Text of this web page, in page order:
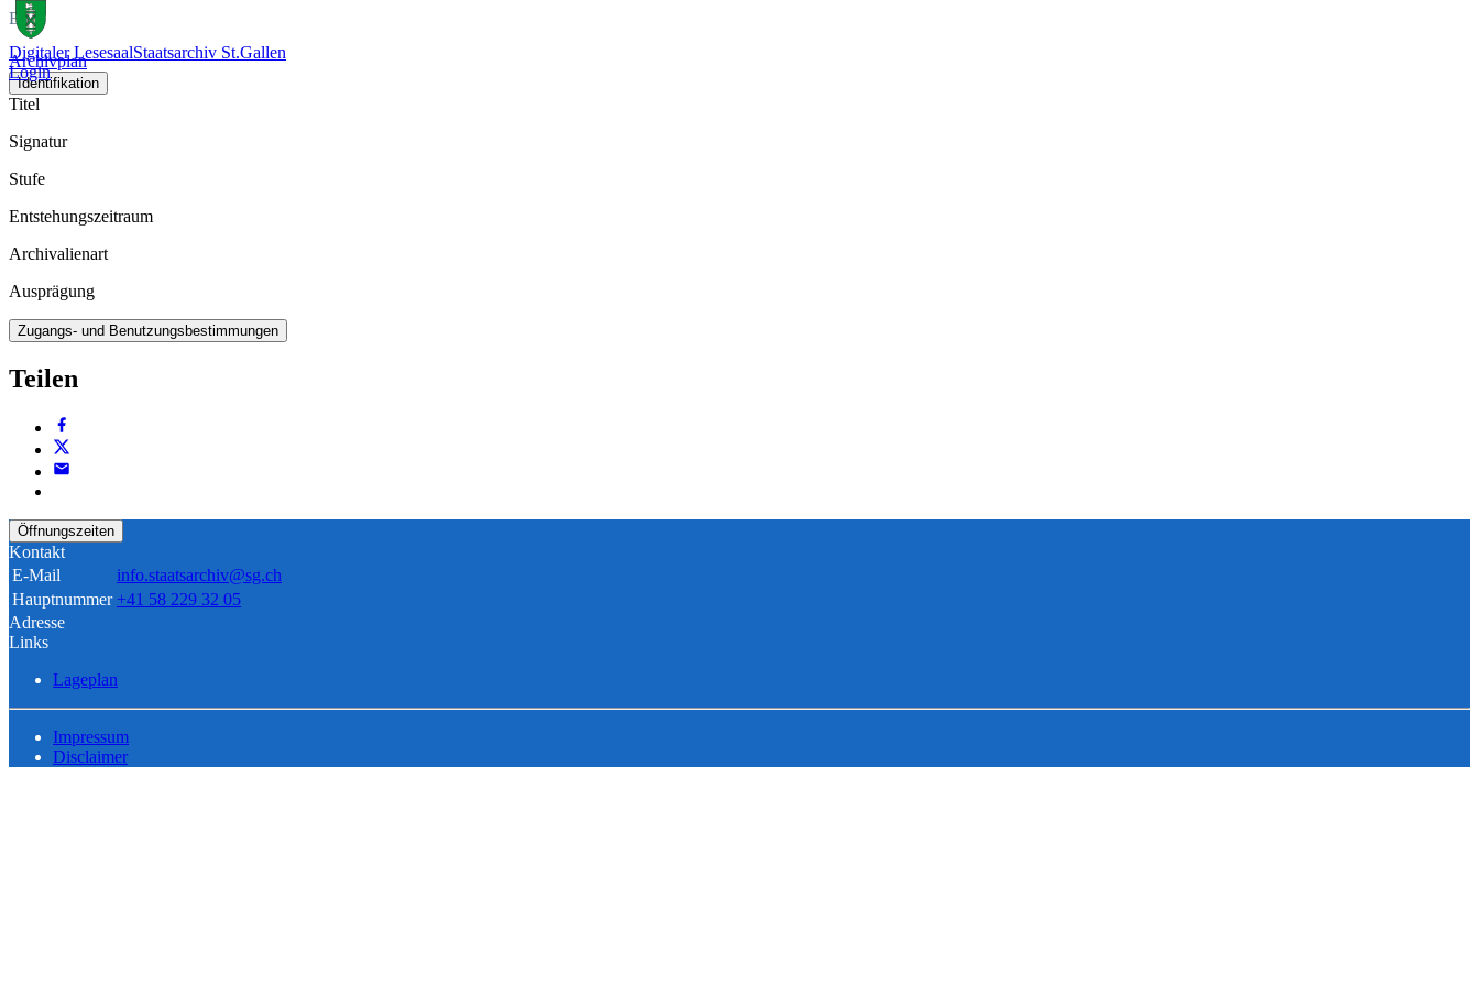
Digitaler LesesaalStaatsarchiv St.Gallen
Login
Buch
Archivplan
Identifikation
Titel
Signatur
Stufe
Entstehungszeitraum
Archivalienart
Ausprägung
Zugangs- und Benutzungsbestimmungen
Teilen
Öffnungszeiten
Kontakt
E-Mail
info.staatsarchiv@sg.ch
Hauptnummer +41 58 229 32 05
Adresse
Links
Lageplan
Impressum
Disclaimer